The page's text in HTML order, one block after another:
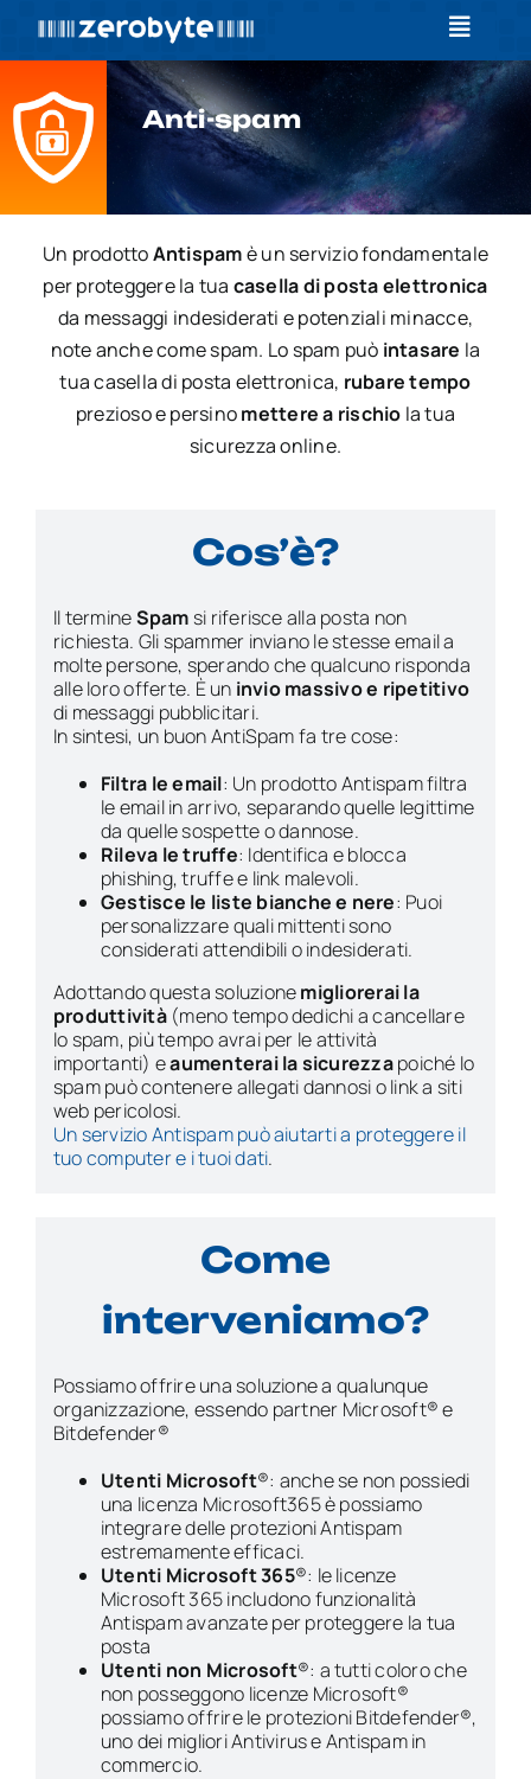
Salta
Toggle
Home
Formazione
News
Contatti
Log In
Anti-spam
Un prodottoAntispamè un servizio fondamentale
per proteggere la tua casella di posta elettronica
da messaggi indesiderati e potenziali minacce,
note anche come spam. Lo spam può intasare la
tua casella di posta elettronica, rubare tempo
prezioso e persinomettere a rischio la tua
sicurezza online.
Cos’è?
Il termineSpam si riferisce alla posta non
richiesta. Gli spammer inviano le stesse email a
molte persone, sperando che qualcuno risponda
alle loro offerte. È un invio massivo e ripetitivo
di messaggi pubblicitari.
In sintesi, un buon AntiSpam fa tre cose:
Filtra le email: Un prodotto Antispam filtra
le email in arrivo, separando quelle legittime
da quelle sospette o dannose.
Rileva le truffe: Identifica e blocca
phishing, truffe e link malevoli.
Gestisce le liste bianche e nere: Puoi
personalizzare quali mittenti sono
considerati attendibili o indesiderati.
Adottando questa soluzionemigliorerai la
produttività (meno tempo dedichi a cancellare
lo spam, più tempo avrai per le attività
importanti) eaumenterai la sicurezzapoiché lo
spam può contenere allegati dannosi o link a siti
web pericolosi.
Un servizio Antispam può aiutarti a proteggere il
tuo computer e i tuoi dati.
Come
interveniamo?
Possiamo offrire una soluzione a qualunque
organizzazione, essendo partner Microsoft® e
Bitdefender®
Utenti Microsoft®: anche se non possiedi
una licenza Microsoft365 è possiamo
integrare delle protezioni Antispam
estremamente efficaci.
Utenti Microsoft 365®: le licenze
Microsoft 365 includono funzionalità
Antispam avanzate per proteggere la tua
posta
Utenti non Microsoft®: a tutti coloro che
non posseggono licenze Microsoft®
possiamo offrire le protezioni Bitdefender®,
uno dei migliori Antivirus e Antispam in
commercio.